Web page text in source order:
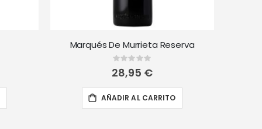
Marqués De Murrieta Reserva
Rating:
0%
28,95 €
AÑADIR AL CARRITO